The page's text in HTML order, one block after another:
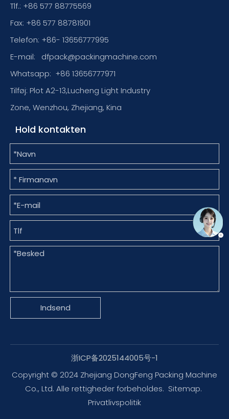
Tlf.: +86 577 88775569
Fax: +86 577 88781901
Telefon: +86- 13656777995
E-mail:
dfpack@packingmachine.com
Whatsapp: +86 13656777971
Tilføj: Plot A2-13,Lucheng Light Industry
Zone, Wenzhou, Zhejiang, Kina
Hold kontakten
Indsend
浙ICP备2025144005号-1
Copyright © 2024 Zhejiang DongFeng Packing Machine
Co., Ltd. Alle rettigheder forbeholdes. Sitemap.
Privatlivspolitik